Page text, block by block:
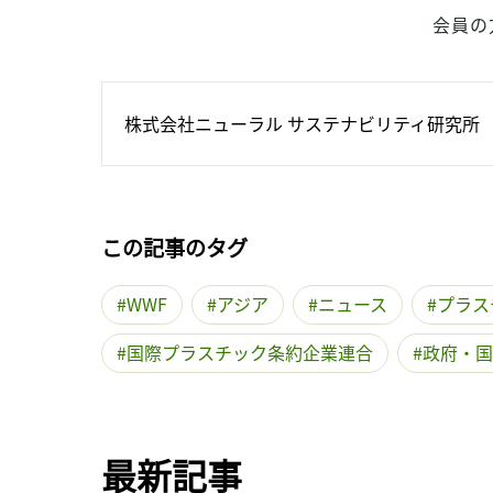
会員
株式会社ニューラル サステナビリティ研究所
この記事のタグ
WWF アジア ニュース
プラ
国際プラスチック条約企業連合
政府・
最新記事